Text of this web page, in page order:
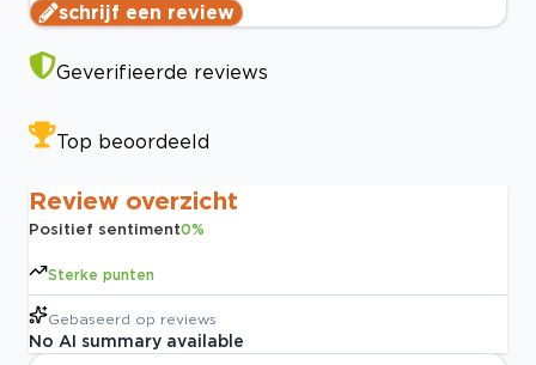
schrijf een review
Geverifieerde reviews
Top beoordeeld
Review overzicht
Positief sentiment0%
Sterke punten
Gebaseerd op reviews
No AI summary available